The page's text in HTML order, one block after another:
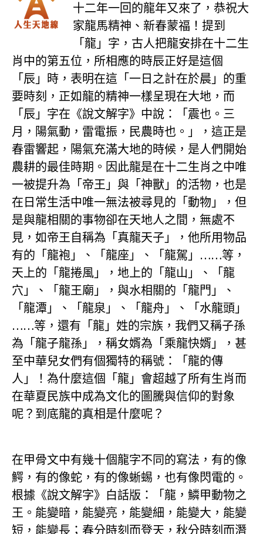
十二年一回的龍年又來了，恭祝大
家龍馬精神、新春蒙福！提到
「龍」字，古人把龍安排在十二生
肖中的第五位，所相應的時辰正好是這個
「辰」時，表明在這「一日之計在於晨」的重
要時刻，正如龍的精神一樣呈現在大地，而
「辰」字在《說文解字》中說：「震也。三
月，陽氣動，雷電振，民農時也。」，這正是
春雷響起，陽氣充滿大地的時候，是人們開始
農耕的最佳時期。因此龍是在十二生肖之中唯
一被提升為「帝王」與「神獸」的活物，也是
在日常生活中唯一無法被尋見的「動物」，但
是與龍相關的事物卻在天地人之間，無處不
見，如帝王自稱為「真龍天子」，他所用物品
有的「龍袍」、「龍座」、「龍駕」……等，
天上的「龍捲風」，地上的「龍山」、「龍
穴」、「龍王廟」，與水相關的「龍門」、
「龍潭」、「龍泉」、「龍舟」、「水龍頭」
……等，還有「龍」姓的宗族，我們又稱子孫
為「龍子龍孫」，稱女婿為「乘龍快婿」，甚
至中華兒女們有個獨特的稱號：「龍的傳
人」！為什麼這個「龍」會超越了所有生肖而
在華夏民族中成為文化的圖騰與信仰的對象
呢？到底龍的真相是什麼呢？
在甲骨文中有幾十個龍字不同的寫法，有的像
鰐，有的像蛇，有的像蜥蜴，也有像閃電的。
根據《說文解字》白話版：「龍，鱗甲動物之
王。能變暗，能變亮，能變細，能變大，能變
短，能變長；春分時刻而登天，秋分時刻而潛